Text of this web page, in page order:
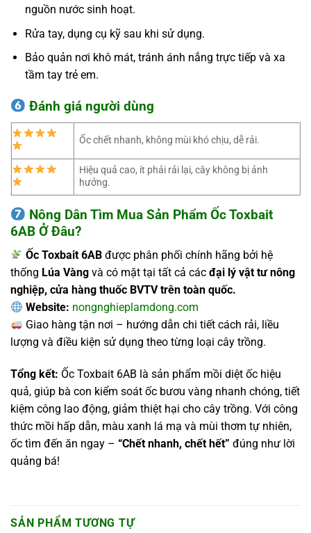
nguồn nước sinh hoạt.
Rửa tay, dụng cụ kỹ sau khi sử dụng.
Bảo quản nơi khô mát, tránh ánh nắng trực tiếp và xa
tầm tay trẻ em.
Đánh giá người dùng
Ốc chết nhanh, không mùi khó chịu, dễ rải.
Hiệu quả cao, ít phải rải lại, cây không bị ảnh
hưởng.
Nông Dân Tìm Mua Sản Phẩm Ốc Toxbait
6AB Ở Đâu?
Ốc Toxbait 6AB được phân phối chính hãng bởi hệ
thống Lúa Vàng và có mặt tại tất cả các đại lý vật tư nông
nghiệp, cửa hàng thuốc BVTV trên toàn quốc.
Website: nongnghieplamdong.com
Giao hàng tận nơi – hướng dẫn chi tiết cách rải, liều
lượng và điều kiện sử dụng theo từng loại cây trồng.
Tổng kết: Ốc Toxbait 6AB là sản phẩm mồi diệt ốc hiệu
quả, giúp bà con kiểm soát ốc bươu vàng nhanh chóng, tiết
kiệm công lao động, giảm thiệt hại cho cây trồng. Với công
thức mồi hấp dẫn, màu xanh lá mạ và mùi thơm tự nhiên,
ốc tìm đến ăn ngay – “Chết nhanh, chết hết” đúng như lời
quảng bá!
SẢN PHẨM TƯƠNG TỰ